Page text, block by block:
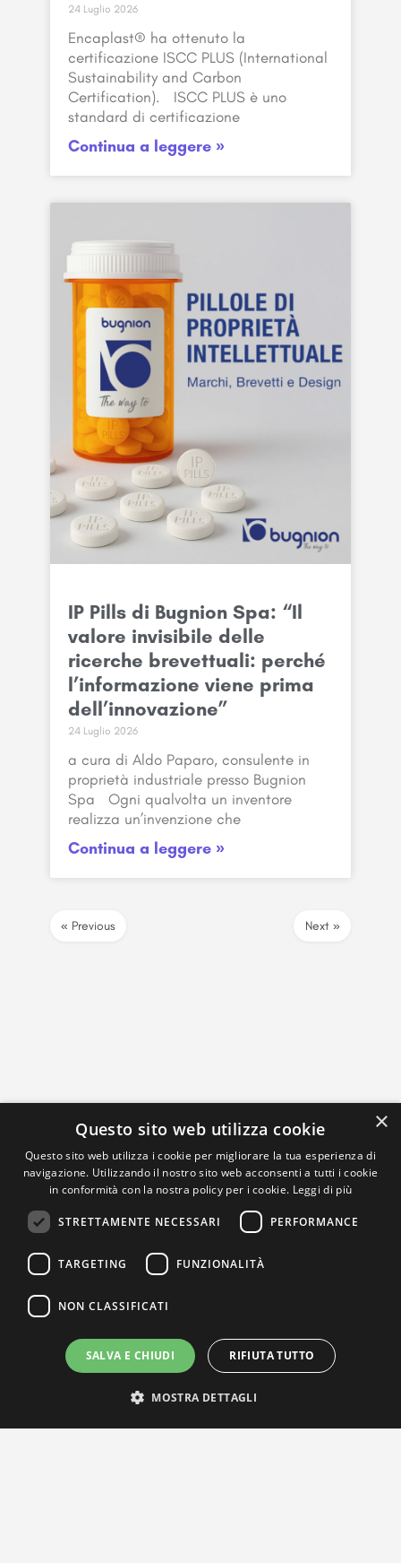
24 Luglio 2026
Encaplast® ha ottenuto la
certificazione ISCC PLUS (International
Sustainability and Carbon
Certification). ISCC PLUS è uno
standard di certificazione
Continua a leggere »
IP Pills di Bugnion Spa: “Il
valore invisibile delle
ricerche brevettuali: perché
l’informazione viene prima
dell’innovazione”
24 Luglio 2026
a cura di Aldo Paparo, consulente in
proprietà industriale presso Bugnion
Spa Ogni qualvolta un inventore
realizza un’invenzione che
Continua a leggere »
« Previous Next »
×
Questo sito web utilizza cookie
Questo sito web utilizza i cookie per migliorare la tua esperienza di
navigazione. Utilizzando il nostro sito web acconsenti a tutti i cookie
in conformità con la nostra policy per i cookie. Leggi di più
STRETTAMENTE NECESSARI PERFORMANCE
TARGETING FUNZIONALITÀ
NON CLASSIFICATI
SALVA E CHIUDI RIFIUTA TUTTO
MOSTRA DETTAGLI